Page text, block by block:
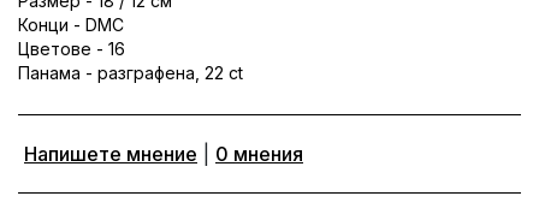
Конци - DMC
Цветове - 16
Панама - разграфена, 22 ct
Напишете мнение 0 мнения